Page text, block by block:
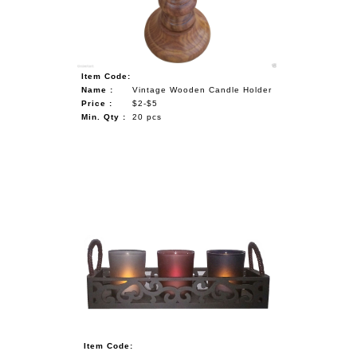
Item Code:
Name :
Vintage Wooden Candle Holder
Price :
$2-$5
Min. Qty :
20 pcs
Item Code: